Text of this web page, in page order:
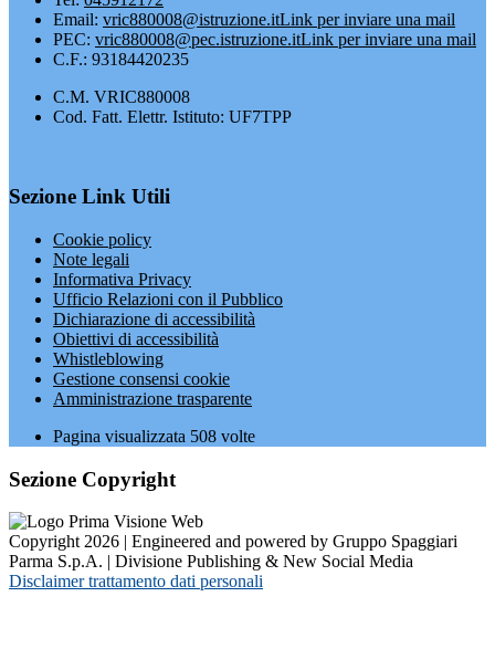
Email: vric880008@istruzione.itLink per inviare una mail
PEC: vric880008@pec.istruzione.itLink per inviare una mail
C.F.: 93184420235
C.M. VRIC880008
Cod. Fatt. Elettr. Istituto: UF7TPP
Sezione Link Utili
Cookie policy
Note legali
Informativa Privacy
Ufficio Relazioni con il Pubblico
Dichiarazione di accessibilità
Obiettivi di accessibilità
Whistleblowing
Gestione consensi cookie
Amministrazione trasparente
Pagina visualizzata 508 volte
Sezione Copyright
Copyright 2026 | Engineered and powered by Gruppo Spaggiari
Parma S.p.A. | Divisione Publishing & New Social Media
Disclaimer trattamento dati personali